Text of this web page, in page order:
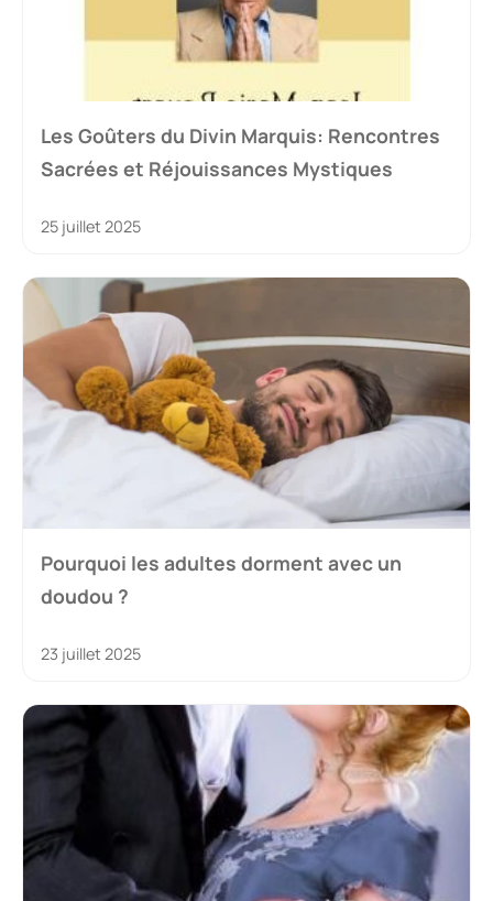
Les Goûters du Divin Marquis: Rencontres
Sacrées et Réjouissances Mystiques
25 juillet 2025
Pourquoi les adultes dorment avec un
doudou ?
23 juillet 2025